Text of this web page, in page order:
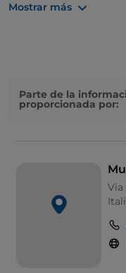
Mostrar más
Parte de la
proporcionada por:
Via